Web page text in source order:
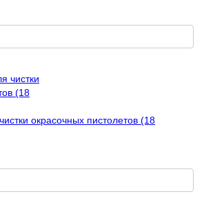
окрасочных пистолетов (18